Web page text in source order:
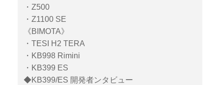
・Z500
・Z1100 SE
《BIMOTA》
・TESI H2 TERA
・KB998 Rimini
・KB399 ES
◆KB399/ES 開発者ンタビュー